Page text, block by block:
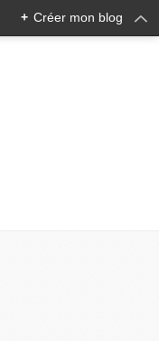
+ Créer mon blog